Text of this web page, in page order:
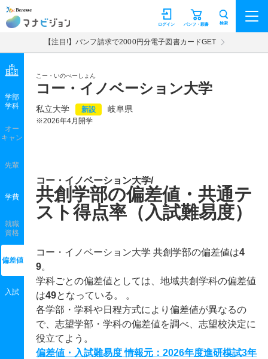
マナビジョン パンフ・願書
ログイン 検索
【注目!】パンフ請求で2000円分電子図書カードGET
こー・いのべーしょん
コー・イノベーション大学
私立大学 新設 岐阜県
※2026年4月開学
学部
学科
オー
キャン
先輩
学費
就職
資格
偏差値
入試
コー・イノベーション大学/
共創学部の偏差値・共通テ
スト得点率（入試難易度）
コー・イノベーション大学 共創学部の偏差値は4
9。
学科ごとの偏差値としては、地域共創学科の偏差値
は49となっている。 。
各学部・学科や日程方式により偏差値が異なるの
で、志望学部・学科の偏差値を調べ、志望校決定に
役立てよう。
偏差値・入試難易度 情報元：2026年度進研模試3年